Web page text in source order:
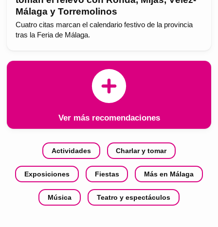
Málaga y Torremolinos
Cuatro citas marcan el calendario festivo de la provincia
tras la Feria de Málaga.
Ver más recomendaciones
Actividades Charlar y tomar
Exposiciones Fiestas Más en Málaga
Música Teatro y espectáculos